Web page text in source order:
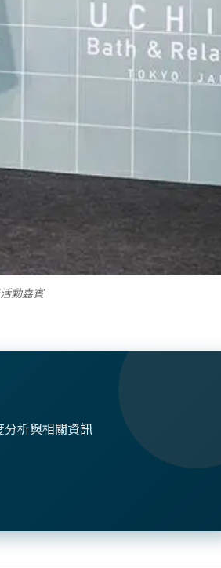
動嘉賓
析與相關資訊